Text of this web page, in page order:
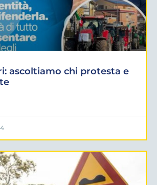
ascoltiamo chi protesta e